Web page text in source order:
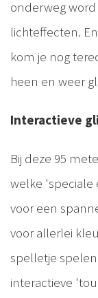
onderweg
lichteffecten.
kom je nog
heen en weer
Interactieve
Bij deze 95
welke 'speciale
voor een
voor allerlei
spelletje
interactieve